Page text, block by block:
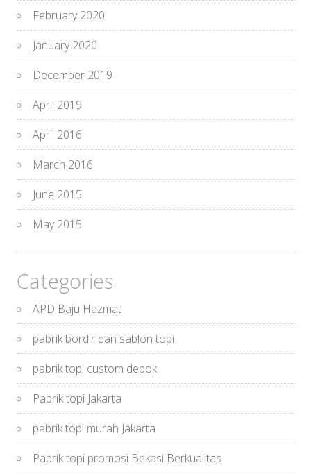
February 2020
January 2020
December 2019
April 2019
April 2016
March 2016
June 2015
May 2015
Categories
APD Baju Hazmat
pabrik bordir dan sablon topi
pabrik topi custom depok
Pabrik topi Jakarta
pabrik topi murah Jakarta
Pabrik topi promosi Bekasi Berkualitas